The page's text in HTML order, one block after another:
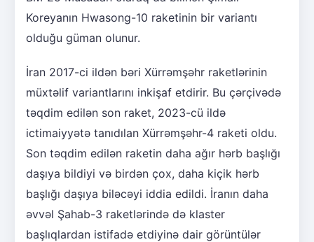
Koreyanın Hwasong-10 raketinin bir variantı
olduğu güman olunur.
İran 2017-ci ildən bəri Xürrəmşəhr raketlərinin
müxtəlif variantlarını inkişaf etdirir. Bu çərçivədə
təqdim edilən son raket, 2023-cü ildə
ictimaiyyətə tanıdılan Xürrəmşəhr-4 raketi oldu.
Son təqdim edilən raketin daha ağır hərb başlığı
daşıya bildiyi və birdən çox, daha kiçik hərb
başlığı daşıya biləcəyi iddia edildi. İranın daha
əvvəl Şahab-3 raketlərində də klaster
başlıqlardan istifadə etdiyinə dair görüntülər